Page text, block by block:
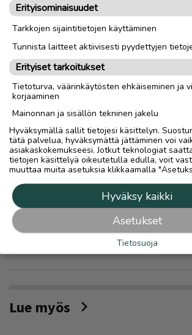
IHMISET
Ilmoita
Lue myös
Erityisominaisuudet
Tarkkojen sijaintitietojen käyttäminen
Tunnista laitteet aktiivisesti pyydettyjen
Erityiset tarkoitukset
Tietoturva, väärinkäytösten ehkäiseminen ja
korjaaminen
Mainonnan ja sisällön tekninen jakelu
Hyväksymällä sallit tietojesi käsittelyn.
tätä palvelua, hyväksymättä jättäminen voi
asiakaskokemukseesi. Jotkut teknologiat
tietojen käsittelyä oikeutetulla edulla, voit
muuttaa muita asetuksia klikkaamalla
Hyväksy kaikki
Asetukset
Tietosuoja